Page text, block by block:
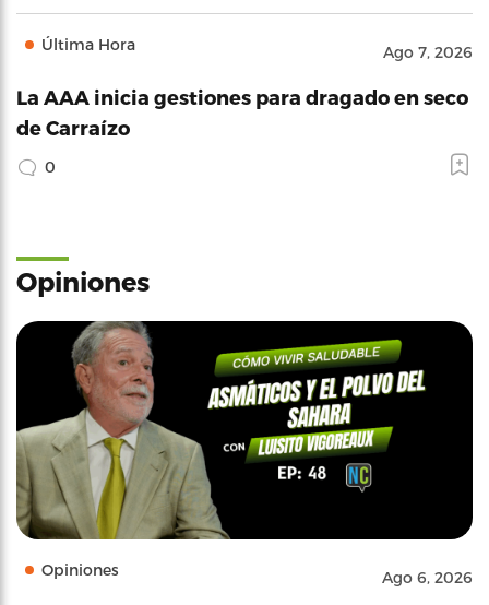
Última Hora Ago 7, 2026
La AAA inicia gestiones para dragado en seco
de Carraízo
0
Opiniones
Opiniones Ago 6, 2026